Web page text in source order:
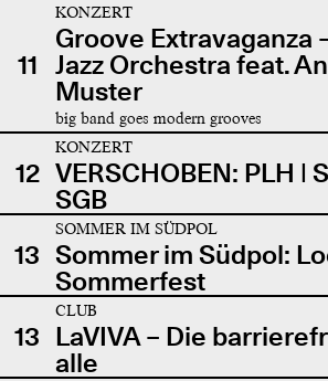
11
KONZERT
Groove Extravaganza
Jazz Orchestra feat.
Muster
big band goes modern grooves
12
KONZERT
VERSCHOBEN: PLH |
SGB
13
SOMMER IM SÜDPOL
Sommer im Südpol:
Sommerfest
13
CLUB
LaVIVA – Die
alle